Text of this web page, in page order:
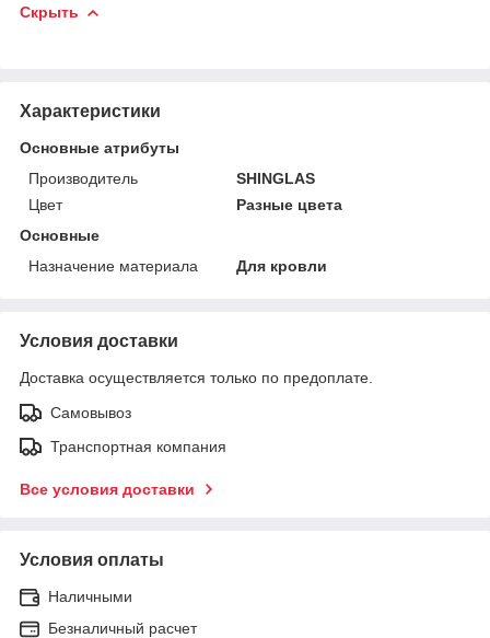
Скрыть
Характеристики
Основные атрибуты
Производитель
SHINGLAS
Цвет
Разные цвета
Основные
Назначение материала
Для кровли
Условия доставки
Доставка осуществляется только по предоплате.
Самовывоз
Транспортная компания
Все условия доставки
Условия оплаты
Наличными
Безналичный расчет